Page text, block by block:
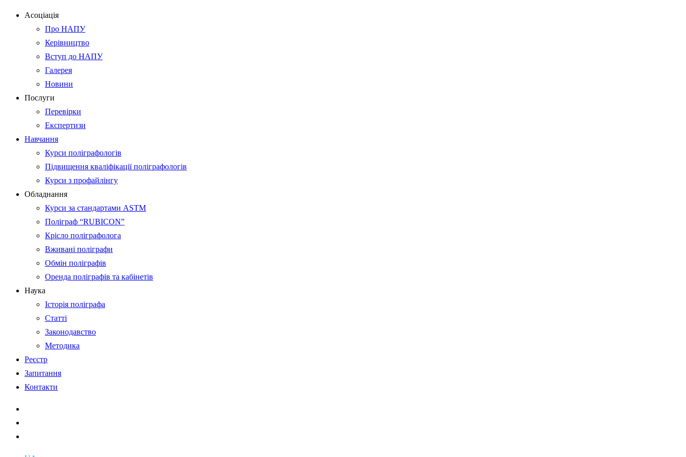
Асоціація
Про НАПУ
Керівництво
Вступ до НАПУ
Галерея
Новини
Послуги
Перевірки
Експертизи
Навчання
Курси поліграфологів
Підвищення кваліфікації поліграфологів
Курси з профайлінгу
Обладнання
Курси за стандартами ASTM
Поліграф “RUBICON”
Крісло поліграфолога
Вживані поліграфи
Обмін поліграфів
Оренда поліграфів та кабінетів
Наука
Історія поліграфа
Статті
Законодавство
Методика
Реєстр
Запитання
Контакти